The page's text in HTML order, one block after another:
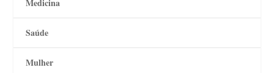
Medicina
Saúde
Mulher